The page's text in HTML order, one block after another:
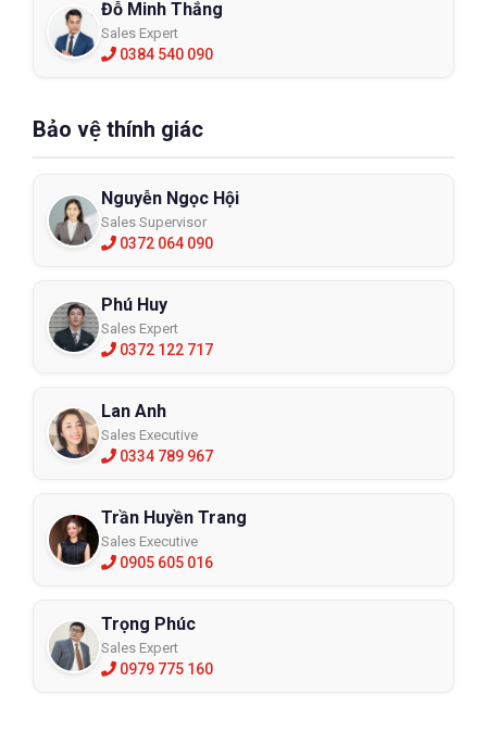
Đỗ Minh Thắng
Sales Expert
0384 540 090
Bảo vệ thính giác
Nguyễn Ngọc Hội
Sales Supervisor
0372 064 090
Phú Huy
Sales Expert
0372 122 717
Lan Anh
Sales Executive
0334 789 967
Trần Huyền Trang
Sales Executive
0905 605 016
Trọng Phúc
Sales Expert
0979 775 160